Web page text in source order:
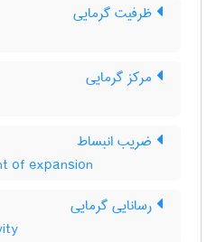
ظرفیت گرمایی
مرکز گرمایی
ضریب انبساط
of expansion
رسانایی گرمایی